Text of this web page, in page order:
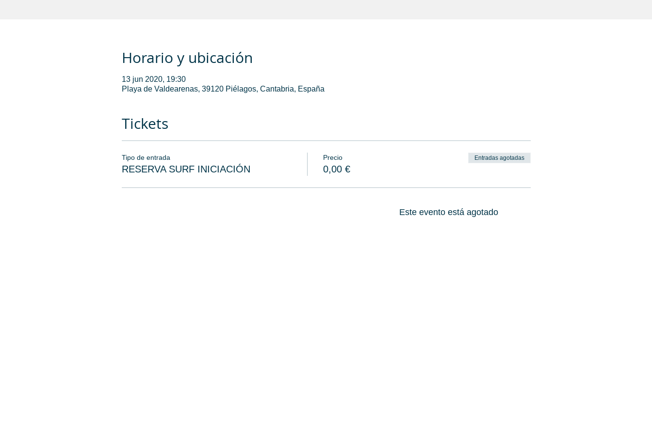
Horario y ubicación
13 jun 2020, 19:30
Playa de Valdearenas, 39120 Piélagos, Cantabria, España
Tickets
Tipo de entrada
RESERVA SURF INICIACIÓN
Precio
0,00 €
Entradas agotadas
Este evento está agotado